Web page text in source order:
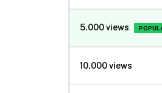
5.000views
10.000views